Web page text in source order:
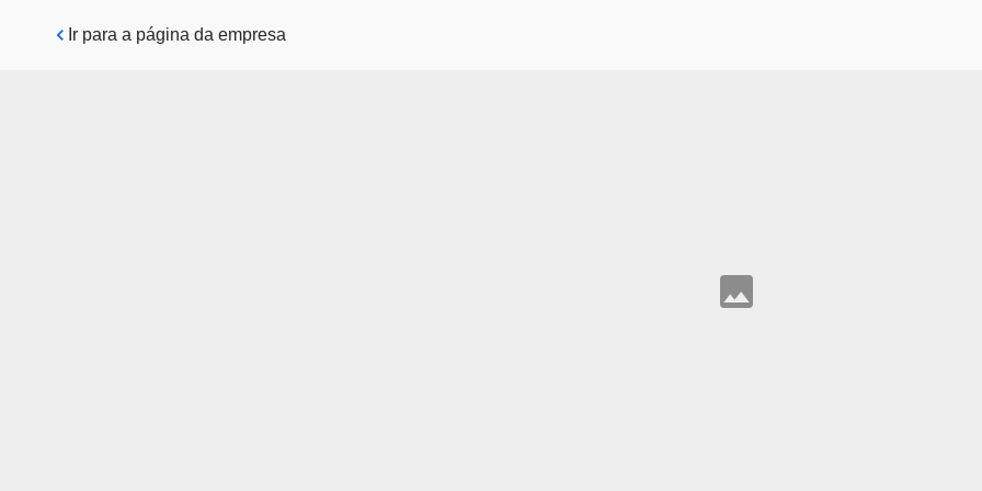
Pular para o conteúdo principal
Ir para a página da empresa